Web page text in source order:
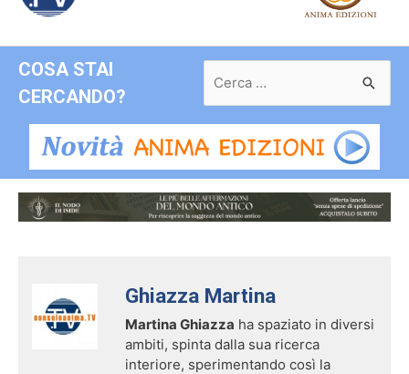
COSA STAI
CERCANDO?
per:
Ghiazza Martina
Martina Ghiazza ha spaziato in diversi
ambiti, spinta dalla sua ricerca
interiore, sperimentando così la